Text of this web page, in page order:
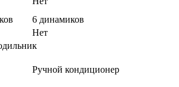
6 динамиков
Нет
Ручной кондиционер